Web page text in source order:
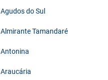
Agudos do Sul
Almirante Tamandaré
Antonina
Araucária